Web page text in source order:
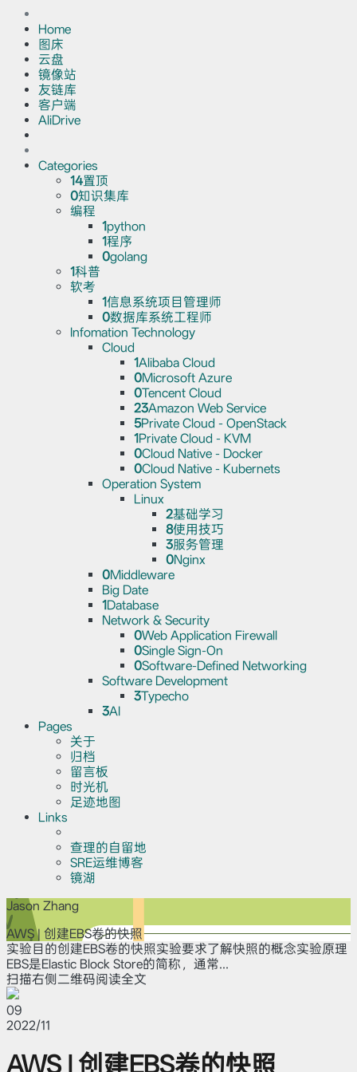
Home
图床
云盘
镜像站
友链库
客户端
AliDrive
Categories
14置顶
0知识集库
编程
1python
1程序
0golang
1科普
软考
1信息系统项目管理师
0数据库系统工程师
Infomation Technology
Cloud
1Alibaba Cloud
0Microsoft Azure
0Tencent Cloud
23Amazon Web Service
5Private Cloud - OpenStack
1Private Cloud - KVM
0Cloud Native - Docker
0Cloud Native - Kubernets
Operation System
Linux
2基础学习
8使用技巧
3服务管理
0Nginx
0Middleware
Big Date
1Database
Network & Security
0Web Application Firewall
0Single Sign-On
0Software-Defined Networking
Software Development
3Typecho
3AI
Pages
关于
归档
留言板
时光机
足迹地图
Links
查理的自留地
SRE运维博客
镜湖
Jason Zhang
AWS | 创建EBS卷的快照
实验目的创建EBS卷的快照实验要求了解快照的概念实验原理
EBS是Elastic Block Store的简称，通常...
扫描右侧二维码阅读全文
09
2022/11
AWS | 创建EBS卷的快照